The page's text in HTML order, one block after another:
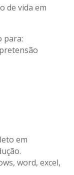
de vida em
para:
em
word, excel,